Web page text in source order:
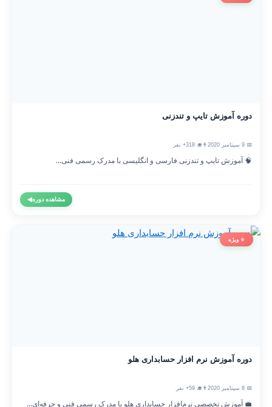
دوره آموزش تایپ و تندزنی
👨‍🎓 318+ نفر
🧠 آموزش تایپ و تندزنی فارسی و انگلیسی با مدرک رسمی فنی...
مشاهده دوره◀
⭐ ویژه
دوره آموزش نرم افزار حسابداری هلو
👨‍🎓 59+ نفر
💼 آموزش تخصصی نرم‌افزار حسابداری هلو با مدرک رسمی فنی و حرفه‌ای...